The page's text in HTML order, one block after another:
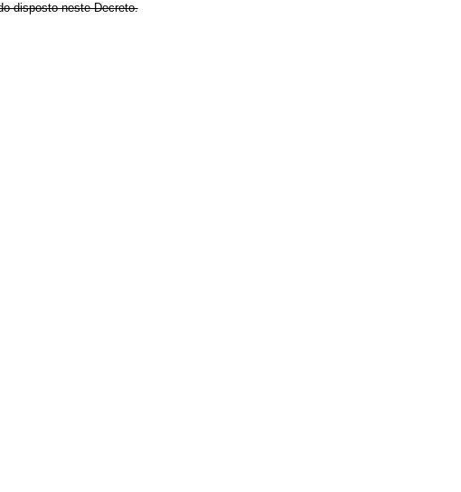
disposto neste Decreto.